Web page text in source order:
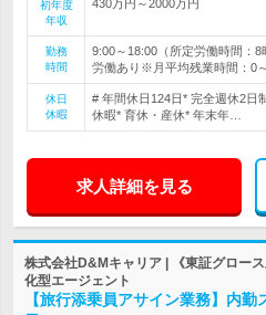
初年度
年収
430万円～2000万円
勤務
時間
9:00～18:00（所定労働時間：
労働あり※月平均残業時間：0
休日
休暇
# 年間休日124日* 完全週休2日
休暇* 育休・産休* 年末年…
求人詳細を見る
株式会社D&Mキャリア | 《東証グロー
化型エージェント
【旅行添乗員アサイン業務】内